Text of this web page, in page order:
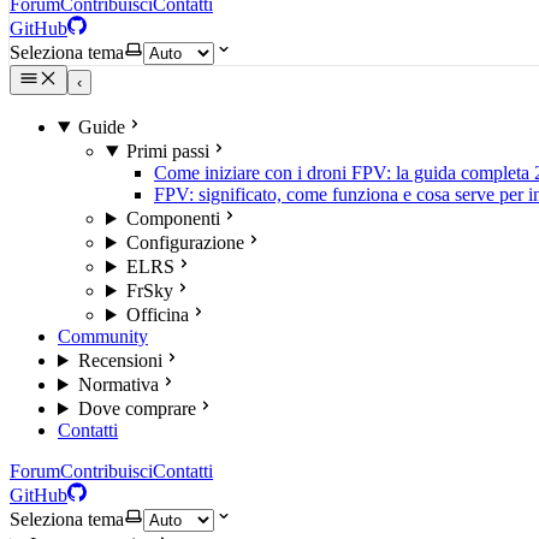
ForumContribuisciContatti
GitHub
Seleziona tema
‹
Guide
Primi passi
Come iniziare con i droni FPV: la guida completa
FPV: significato, come funziona e cosa serve per
Componenti
Configurazione
ELRS
FrSky
Officina
Community
Recensioni
Normativa
Dove comprare
Contatti
ForumContribuisciContatti
GitHub
Seleziona tema